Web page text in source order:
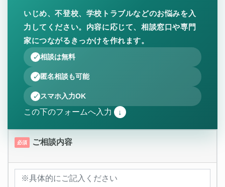
いじめ、不登校、学校トラブルなどのお悩みを入
力してください。内容に応じて、相談窓口や専門
家につながるきっかけを作れます。
相談は無料
匿名相談も可能
スマホ入力OK
この下のフォームへ入力 ↓
必須 ご相談内容